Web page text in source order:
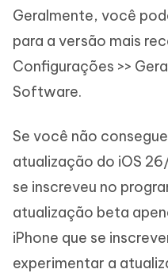
Geralmente, você
para a versão mais
Configurações >>
Software.
Se você não
atualização do iOS
se inscreveu no
atualização beta
iPhone que se
experimentar a